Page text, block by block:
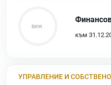
към
УПРАВЛЕНИЕ И